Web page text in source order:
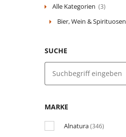
Alle Kategorien (3)
Bier, Wein & Spirituosen
SUCHE
MARKE
Alnatura(346)